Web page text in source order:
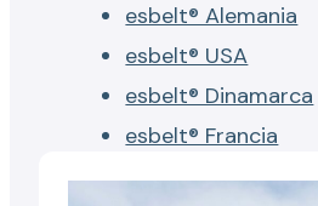
esbelt® Alemania
esbelt® USA
esbelt® Dinamarca
esbelt® Francia